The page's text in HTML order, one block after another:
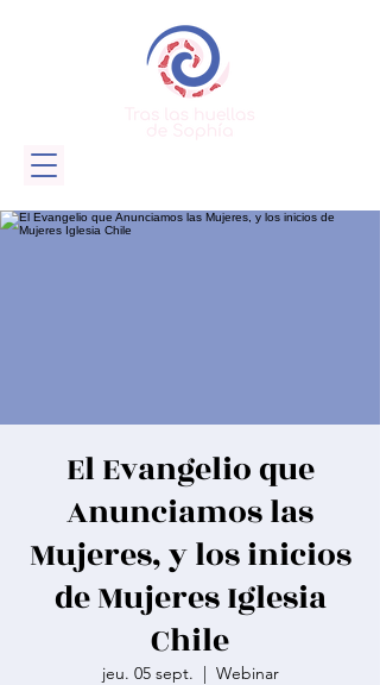
El Evangelio que
Anunciamos las
Mujeres, y los inicios
de Mujeres Iglesia
Chile
jeu. 05 sept.
  |
Webinar